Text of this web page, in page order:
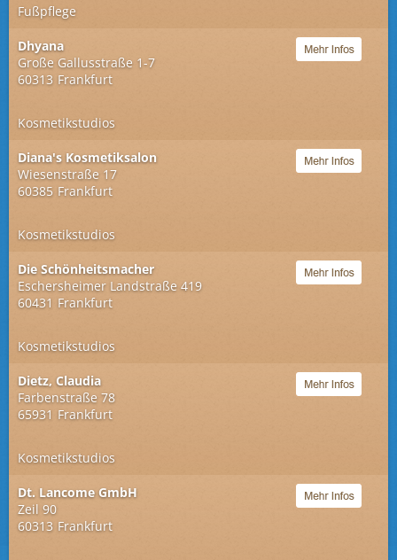
Fußpflege
Dhyana
Große Gallusstraße 1-7
60313 Frankfurt
Kosmetikstudios
Diana's Kosmetiksalon
Wiesenstraße 17
60385 Frankfurt
Kosmetikstudios
Die Schönheitsmacher
Eschersheimer Landstraße 419
60431 Frankfurt
Kosmetikstudios
Dietz, Claudia
Farbenstraße 78
65931 Frankfurt
Kosmetikstudios
Dt. Lancome GmbH
Zeil 90
60313 Frankfurt